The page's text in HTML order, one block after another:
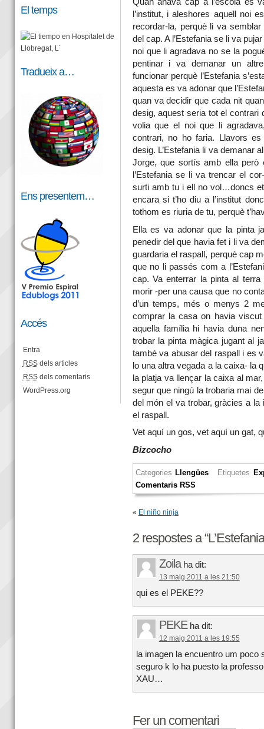
Quan anava cap a l’escola es
l’institut, i aleshores aquell noi
recordar-la, perquè li va
del cap. A l’Estefania se li va
noi que li agradava no se la
pentinar i va demanar un
funcionar perquè l’Estefania
aquesta es va adonar que
quan va decidir que cada nit
desig, aquest seria tot el contrari
volia que el noi que li
contrari, no ho faria. Llavors
desig. L’Estefania li va demanar
Jorge, que sortís amb ella però
l’Estefania se li va trencar el
surti amb tu i ell no vol…doncs
encara si t’ho diu a l’institut
tothom es riuria de tu, perquè
Ella es va adonar que la pinta
penedir del que havia fet i li va
guardaria el raspall, perquè cap
que no li passés com a
cap. Va enterrar la pinta al
morir -per una causa que no
d’un temps, més o menys 2
comprar la casa on havia viscut
aquella família hi havia duna
trobar la pinta màgica jugant al
també va abusar del raspall i es
lo una altra vegada a la caixa- la
la platja va llençar la caixa al
segur que ningú la trobaria mai
del món el va trobar, gràcies a la
el raspall.
Vet aquí un gos, vet aquí un gat,
Bizcocho
Categories Llengües Etiquetes
Comentaris RSS
« El niño ninja
2 respostes a
Zoila ha dit:
13 maig 2011 a les 21:50
qui es el PEKE??
PEKE ha dit:
12 maig 2011 a les 19:55
la imagen la encuentro um
seguro k lo ha puesto la
XAU…
Fer un comentari
El temps
Tradueix a…
Ens presentem…
Accés
Entra
RSSdels articles
RSSdels comentaris
WordPress.org